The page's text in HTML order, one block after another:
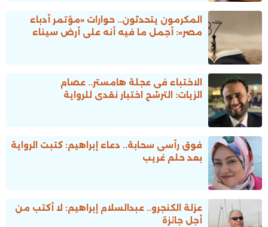
المكرمون يتحدثون.. حوارات «مؤتمر أدباء
مصر»: أجمل ما فيه أنه على أرض سيناء
الاختباء فى عجلة هامستر.. عصام
الزيات: الترشح اختبار نقدى للرواية
فوق رأسى سحابة.. دعاء إبراهيم: كتبت الرواية
بعد حلم غريب
عزلة الكنجرو.. عبدالسلام إبراهيم: لا أكتب من
أجل جائزة